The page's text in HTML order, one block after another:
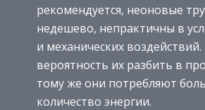
рекомендуется, неоновые
недешево, непрактичны в
и механических
вероятность их разбить в
тому же они потребляют
количество энергии.